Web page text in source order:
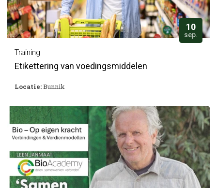
10
sep.
Training
Etikettering van voedingsmiddelen
Locatie:Bunnik